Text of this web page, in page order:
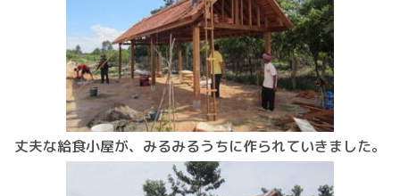
丈夫な給食小屋が、みるみるうちに作られていきました。